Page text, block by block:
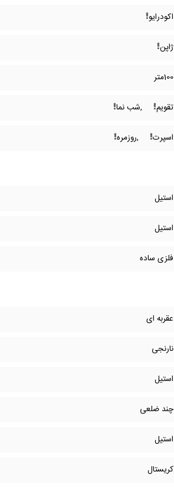
اکودرایو
ژاپن
100متر
تقویم ,شب نما
اسپرت ,روزمره
استیل
استیل
فلزی ساده
عقربه ای
نارنجی
استیل
چند ضلعی
استیل
کریستال